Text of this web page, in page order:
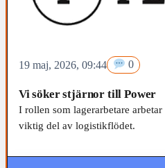
19 maj, 2026, 09:44 0
Vi söker stjärnor till Power
I rollen som lagerarbetare
viktig del av logistikflödet.